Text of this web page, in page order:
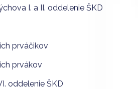
I. a II. oddelenie ŠKD
prváčikov
prvákov
oddelenie ŠKD